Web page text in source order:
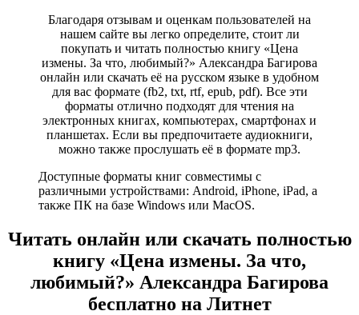
Благодаря отзывам и оценкам пользователей на
нашем сайте вы легко определите, стоит ли
покупать и читать полностью книгу «Цена
измены. За что, любимый?» Александра Багирова
онлайн или скачать её на русском языке в удобном
для вас формате (fb2, txt, rtf, epub, pdf). Все эти
форматы отлично подходят для чтения на
электронных книгах, компьютерах, смартфонах и
планшетах. Если вы предпочитаете аудиокниги,
можно также прослушать её в формате mp3.
Доступные форматы книг совместимы с
различными устройствами: Android, iPhone, iPad, а
также ПК на базе Windows или MacOS.
Читать онлайн или скачать полностью
книгу «Цена измены. За что,
любимый?» Александра Багирова
бесплатно на Литнет